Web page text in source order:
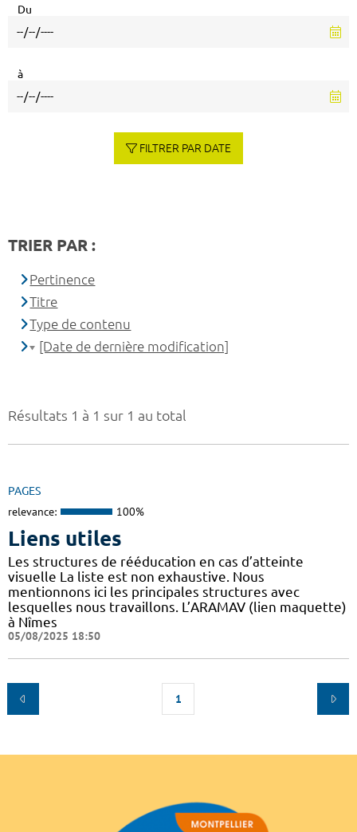
Résultats 1 à 1 sur 1 au total
PAGES
relevance: 100%
Liens utiles
Les structures de rééducation en cas d’atteinte
visuelle La liste est non exhaustive. Nous
mentionnons ici les principales structures avec
lesquelles nous travaillons. L’ARAMAV (lien maquette)
à Nîmes
05/08/2025 18:50
1
Du
à
FILTRER PAR DATE
TRIER PAR :
Pertinence
Titre
Type de contenu
[Date de dernière modification]